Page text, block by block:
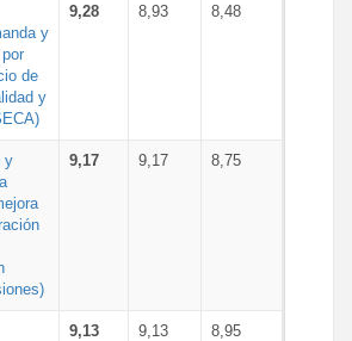
y
de
y
9,28 8,93 8,48
y
9,17 9,17 8,75
9,13 9,13 8,95